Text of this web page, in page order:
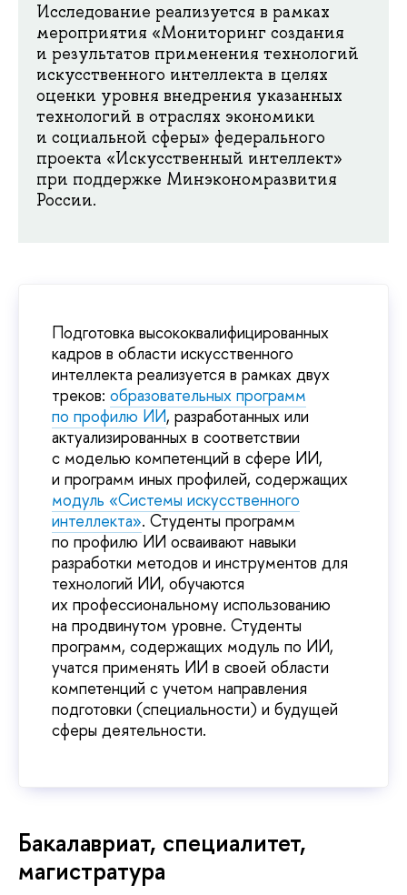
Исследование реализуется в рамках
мероприятия «Мониторинг создания
и результатов применения технологий
искусственного интеллекта в целях
оценки уровня внедрения указанных
технологий в отраслях экономики
и социальной сферы» федерального
проекта «Искусственный интеллект»
при поддержке Минэкономразвития
России.
Подготовка высококвалифицированных
кадров в области искусственного
интеллекта реализуется в рамках двух
треков: образовательных программ
по профилю ИИ, разработанных или
актуализированных в соответствии
с моделью компетенций в сфере ИИ,
и программ иных профилей, содержащих
модуль «Системы искусственного
интеллекта». Студенты программ
по профилю ИИ осваивают навыки
разработки методов и инструментов для
технологий ИИ, обучаются
их профессиональному использованию
на продвинутом уровне. Студенты
программ, содержащих модуль по ИИ,
учатся применять ИИ в своей области
компетенций с учетом направления
подготовки (специальности) и будущей
сферы деятельности.
Бакалавриат, специалитет,
магистратура